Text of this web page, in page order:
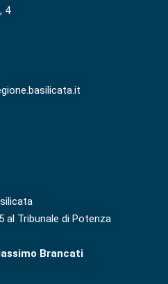
4
al Tribunale di Potenza
Brancati